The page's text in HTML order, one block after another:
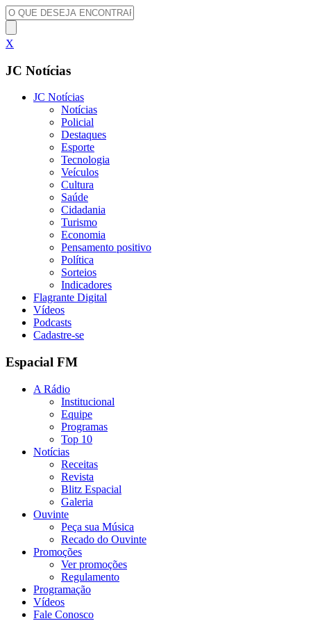
X
JC Notícias
JC Notícias
Notícias
Policial
Destaques
Esporte
Tecnologia
Veículos
Cultura
Saúde
Cidadania
Turismo
Economia
Pensamento positivo
Política
Sorteios
Indicadores
Flagrante Digital
Vídeos
Podcasts
Cadastre-se
Espacial FM
A Rádio
Institucional
Equipe
Programas
Top 10
Notícias
Receitas
Revista
Blitz Espacial
Galeria
Ouvinte
Peça sua Música
Recado do Ouvinte
Promoções
Ver promoções
Regulamento
Programação
Vídeos
Fale Conosco